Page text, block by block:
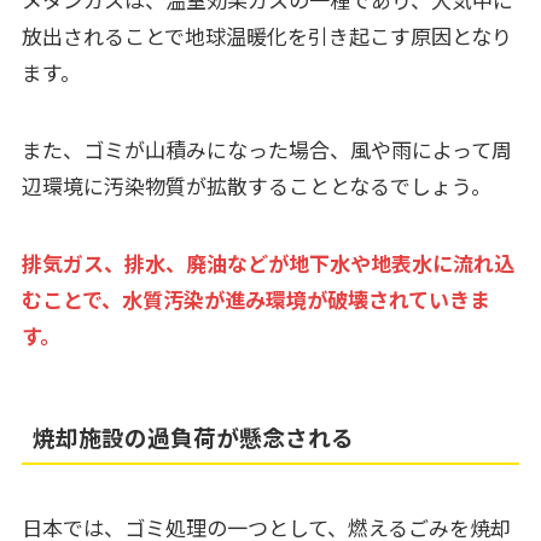
放出されることで地球温暖化を引き起こす原因となり
ます。
また、ゴミが山積みになった場合、風や雨によって周
辺環境に汚染物質が拡散することとなるでしょう。
排気ガス、排水、廃油などが地下水や地表水に流れ込
むことで、水質汚染が進み環境が破壊されていきま
す。
焼却施設の過負荷が懸念される
日本では、ゴミ処理の一つとして、燃えるごみを焼却